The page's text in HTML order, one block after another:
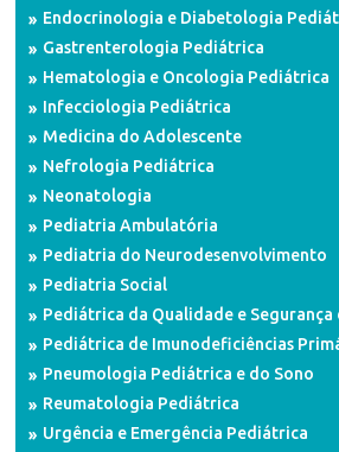
Endocrinologia e Diabetologia
Gastrenterologia Pediátrica
Hematologia e Oncologia Pediátrica
Infecciologia Pediátrica
Medicina do Adolescente
Nefrologia Pediátrica
Neonatologia
Pediatria Ambulatória
Pediatria do Neurodesenvolvimento
Pediatria Social
Pediátrica da Qualidade e Segurança
Pediátrica de Imunodeficiências
Pneumologia Pediátrica e do Sono
Reumatologia Pediátrica
Urgência e Emergência Pediátrica